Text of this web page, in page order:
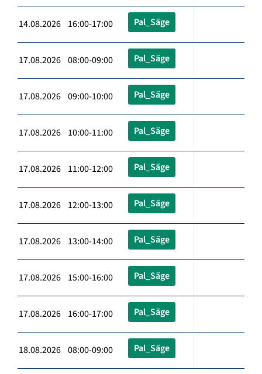
14.08.2026 16:00-17:00 Pal_Säge
17.08.2026 08:00-09:00 Pal_Säge
17.08.2026 09:00-10:00 Pal_Säge
17.08.2026 10:00-11:00 Pal_Säge
17.08.2026 11:00-12:00 Pal_Säge
17.08.2026 12:00-13:00 Pal_Säge
17.08.2026 13:00-14:00 Pal_Säge
17.08.2026 15:00-16:00 Pal_Säge
17.08.2026 16:00-17:00 Pal_Säge
18.08.2026 08:00-09:00 Pal_Säge